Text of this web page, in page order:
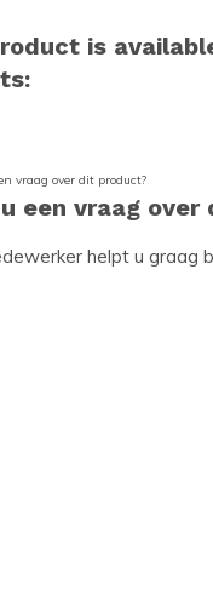
is
een vraag
helpt u graag